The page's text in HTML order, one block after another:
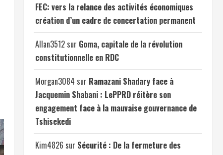
FEC: vers la relance des activités économiques
création d’un cadre de concertation permanent
Allan3512 sur Goma, capitale de la révolution
constitutionnelle en RDC
Morgan3084 sur Ramazani Shadary face à
Jacquemin Shabani : LePPRD réitère son
engagement face à la mauvaise gouvernance de
Tshisekedi
Kim4826 sur Sécurité : De la fermeture des